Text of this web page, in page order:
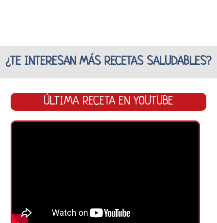
¿TE INTERESAN MÁS RECETAS SALUDABLES?
ÚLTIMA RECETA EN YOUTUBE